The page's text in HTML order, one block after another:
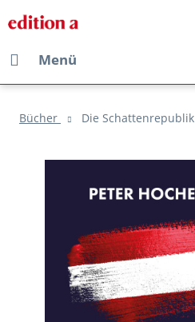
Menü
Bücher Die Schattenrepublik